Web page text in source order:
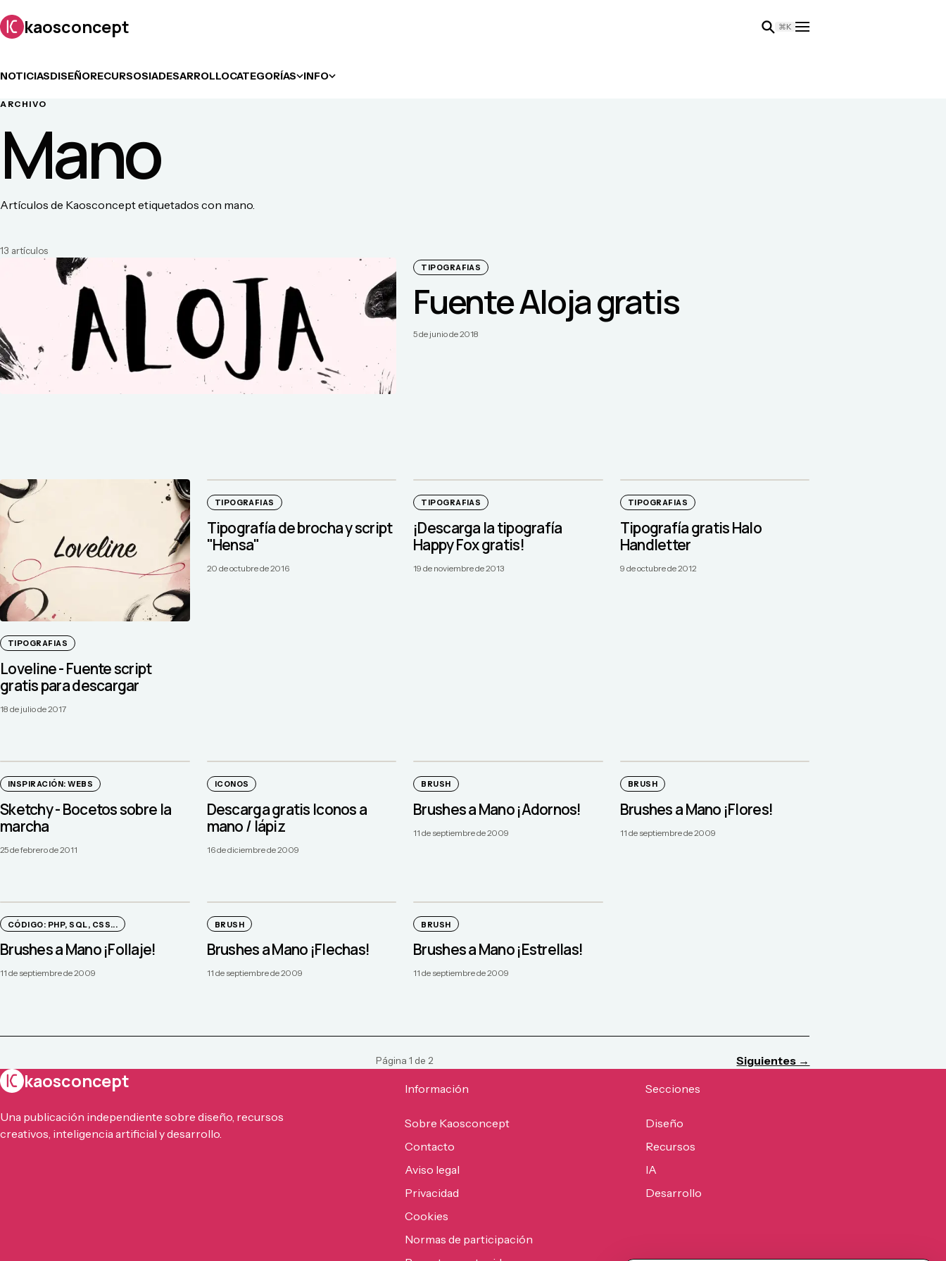
kaosconcept ⌘K
NOTICIASDISEÑORECURSOSIADESARROLLOCATEGORÍAS INFO
ARCHIVO
Mano
Artículos de Kaosconcept etiquetados con mano.
13 artículos
TIPOGRAFIAS
Fuente Aloja gratis
5 de junio de 2018
TIPOGRAFIAS
Loveline - Fuente script
gratis para descargar
18 de julio de 2017
TIPOGRAFIAS
Tipografía de brocha y script
"Hensa"
20 de octubre de 2016
TIPOGRAFIAS
¡Descarga la tipografía
Happy Fox gratis!
19 de noviembre de 2013
TIPOGRAFIAS
Tipografía gratis Halo
Handletter
9 de octubre de 2012
INSPIRACIÓN: WEBS
Sketchy - Bocetos sobre la
marcha
25 de febrero de 2011
ICONOS
Descarga gratis Iconos a
mano / lápiz
16 de diciembre de 2009
BRUSH
Brushes a Mano ¡Adornos!
11 de septiembre de 2009
BRUSH
Brushes a Mano ¡Flores!
11 de septiembre de 2009
CÓDIGO: PHP, SQL, CSS...
Brushes a Mano ¡Follaje!
11 de septiembre de 2009
BRUSH
Brushes a Mano ¡Flechas!
11 de septiembre de 2009
BRUSH
Brushes a Mano ¡Estrellas!
11 de septiembre de 2009
Página1 de 2 Siguientes →
kaosconcept
Una publicación independiente sobre diseño, recursos
creativos, inteligencia artificial y desarrollo.
Información
Sobre Kaosconcept
Contacto
Aviso legal
Privacidad
Cookies
Normas de participación
Secciones
Diseño
Recursos
IA
Desarrollo